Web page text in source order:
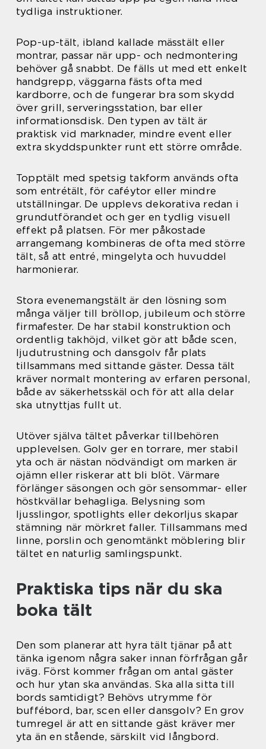
tydliga instruktioner.
Pop-up-tält, ibland kallade mässtält eller
montrar, passar när upp- och nedmontering
behöver gå snabbt. De fälls ut med ett enkelt
handgrepp, väggarna fästs ofta med
kardborre, och de fungerar bra som skydd
över grill, serveringsstation, bar eller
informationsdisk. Den typen av tält är
praktisk vid marknader, mindre event eller
extra skyddspunkter runt ett större område.
Topptält med spetsig takform används ofta
som entrétält, för caféytor eller mindre
utställningar. De upplevs dekorativa redan i
grundutförandet och ger en tydlig visuell
effekt på platsen. För mer påkostade
arrangemang kombineras de ofta med större
tält, så att entré, mingelyta och huvuddel
harmonierar.
Stora evenemangstält är den lösning som
många väljer till bröllop, jubileum och större
firmafester. De har stabil konstruktion och
ordentlig takhöjd, vilket gör att både scen,
ljudutrustning och dansgolv får plats
tillsammans med sittande gäster. Dessa tält
kräver normalt montering av erfaren personal,
både av säkerhetsskäl och för att alla delar
ska utnyttjas fullt ut.
Utöver själva tältet påverkar tillbehören
upplevelsen. Golv ger en torrare, mer stabil
yta och är nästan nödvändigt om marken är
ojämn eller riskerar att bli blöt. Värmare
förlänger säsongen och gör sensommar- eller
höstkvällar behagliga. Belysning som
ljusslingor, spotlights eller dekorljus skapar
stämning när mörkret faller. Tillsammans med
linne, porslin och genomtänkt möblering blir
tältet en naturlig samlingspunkt.
Praktiska tips när du ska
boka tält
Den som planerar att hyra tält tjänar på att
tänka igenom några saker innan förfrågan går
iväg. Först kommer frågan om antal gäster
och hur ytan ska användas. Ska alla sitta till
bords samtidigt? Behövs utrymme för
buffébord, bar, scen eller dansgolv? En grov
tumregel är att en sittande gäst kräver mer
yta än en stående, särskilt vid långbord.